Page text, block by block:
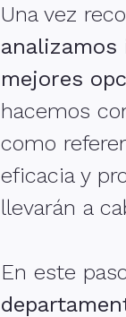
Una vez
mejores
hacemos
como
eficacia y
llevarán a
En este